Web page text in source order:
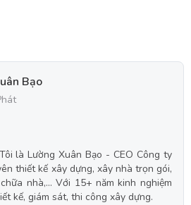
Bạo
là Lường Xuân Bạo - CEO Công ty
thiết kế xây dựng, xây nhà trọn gói,
nhà,... Với 15+ năm kinh nghiệm
kế, giám sát, thi công xây dựng.